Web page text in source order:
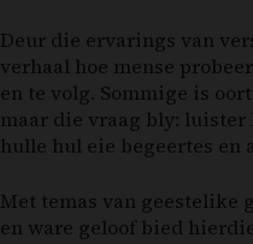
Deur die ervarings van
verhaal hoe mense
en te volg. Sommige is
maar die vraag bly:
hulle hul eie begeertes en
Met temas van
en ware geloof bied